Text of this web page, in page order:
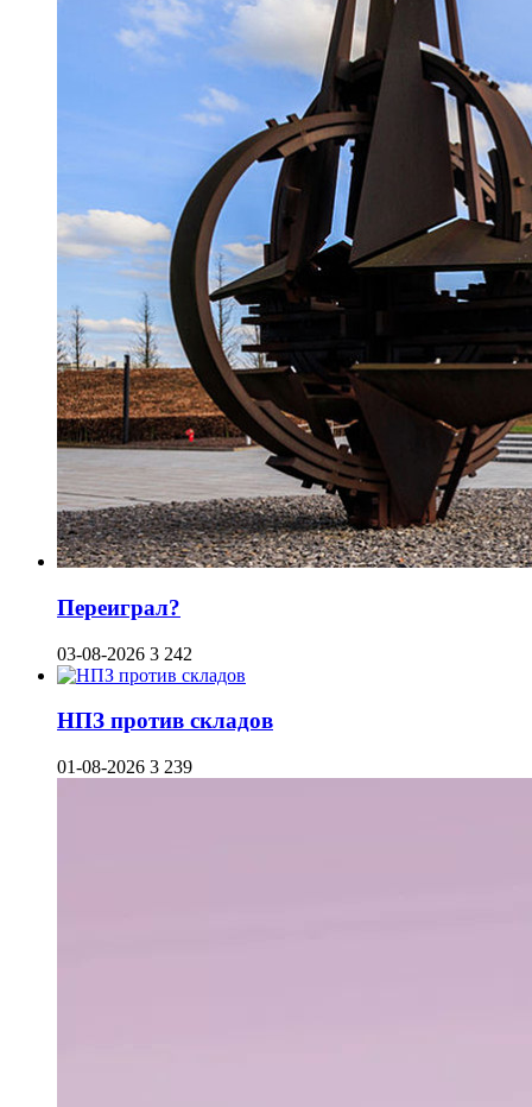
Переиграл?
03-08-2026 3 242
НПЗ против складов
01-08-2026 3 239